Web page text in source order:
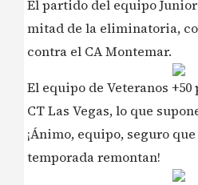
El partido del equipo
mitad de la eliminatoria,
contra el CA Montemar.
El equipo de Veteranos
CT Las Vegas, lo que
¡Ánimo, equipo, seguro
temporada remontan!